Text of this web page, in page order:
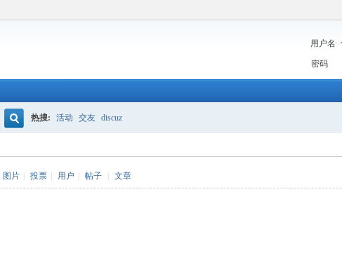
用户名
密码
热搜: 活动 交友 discuz
图片 投票 用户 帖子 文章